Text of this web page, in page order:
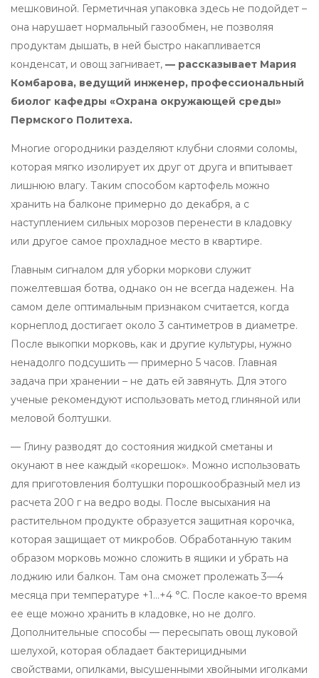
мешковиной. Герметичная упаковка здесь не подойдет –
она нарушает нормальный газообмен, не позволяя
продуктам дышать, в ней быстро накапливается
конденсат, и овощ загнивает, — рассказывает Мария
Комбарова, ведущий инженер, профессиональный
биолог кафедры «Охрана окружающей среды»
Пермского Политеха.
Многие огородники разделяют клубни слоями соломы,
которая мягко изолирует их друг от друга и впитывает
лишнюю влагу. Таким способом картофель можно
хранить на балконе примерно до декабря, а с
наступлением сильных морозов перенести в кладовку
или другое самое прохладное место в квартире.
Главным сигналом для уборки моркови служит
пожелтевшая ботва, однако он не всегда надежен. На
самом деле оптимальным признаком считается, когда
корнеплод достигает около 3 сантиметров в диаметре.
После выкопки морковь, как и другие культуры, нужно
ненадолго подсушить — примерно 5 часов. Главная
задача при хранении – не дать ей завянуть. Для этого
ученые рекомендуют использовать метод глиняной или
меловой болтушки.
— Глину разводят до состояния жидкой сметаны и
окунают в нее каждый «корешок». Можно использовать
для приготовления болтушки порошкообразный мел из
расчета 200 г на ведро воды. После высыхания на
растительном продукте образуется защитная корочка,
которая защищает от микробов. Обработанную таким
образом морковь можно сложить в ящики и убрать на
лоджию или балкон. Там она сможет пролежать 3—4
месяца при температуре +1…+4 °C. После какое-то время
ее еще можно хранить в кладовке, но не долго.
Дополнительные способы — пересыпать овощ луковой
шелухой, которая обладает бактерицидными
свойствами, опилками, высушенными хвойными иголками